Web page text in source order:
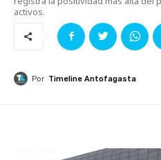
activos.
Por Timeline Antofagasta